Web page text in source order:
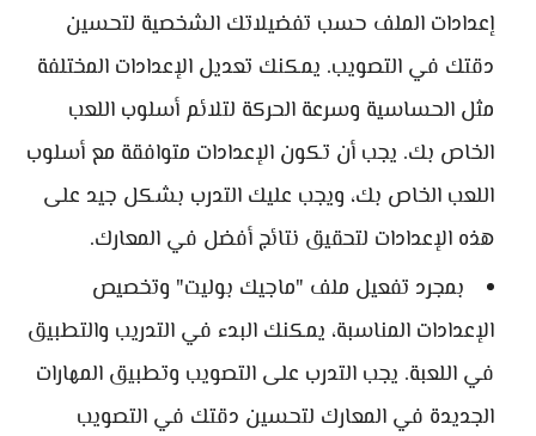
إعدادات الملف حسب تفضيلاتك الشخصية لتحسين
دقتك في التصويب. يمكنك تعديل الإعدادات المختلفة
مثل الحساسية وسرعة الحركة لتلائم أسلوب اللعب
الخاص بك. يجب أن تكون الإعدادات متوافقة مع أسلوب
اللعب الخاص بك، ويجب عليك التدرب بشكل جيد على
هذه الإعدادات لتحقيق نتائج أفضل في المعارك.
بمجرد تفعيل ملف "ماجيك بوليت" وتخصيص
الإعدادات المناسبة، يمكنك البدء في التدريب والتطبيق
في اللعبة. يجب التدرب على التصويب وتطبيق المهارات
الجديدة في المعارك لتحسين دقتك في التصويب